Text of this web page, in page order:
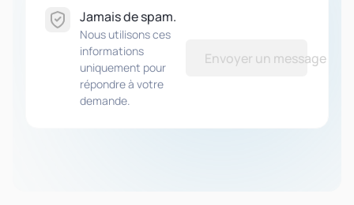
Jamais de spam.
Nous utilisons ces
informations
uniquement pour
répondre à votre
demande.
Envoyer un message